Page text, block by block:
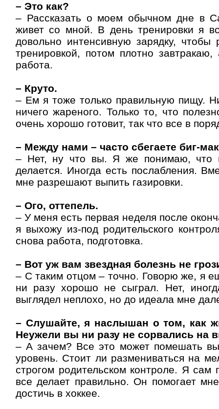
– Это как?
– Рассказать о моем обычном дне в
живет со мной. В день тренировки я
довольно интенсивную зарядку, чтобы
тренировкой, потом плотно
работа.
– Круто.
– Ем я тоже только правильную пищу.
ничего жареного. Только то, что
очень хорошо готовит, так что все в
– Между нами – часто сбегаете биг-
– Нет, ну что вы. Я же понимаю, что
делается. Иногда есть послабления.
мне разрешают выпить газировки.
– Ого, оттепель.
– У меня есть первая неделя после
я выхожу из-под родительского
снова работа, подготовка.
– Вот уж вам звездная болезнь не
– С таким отцом – точно. Говорю же, я
ни разу хорошо не сыграл. Нет,
выглядел неплохо, но до идеала мне
– Слушайте, я наслышан о том, как
Неужели вы ни разу не сорвались на
– А зачем? Все это может помешать
уровень. Стоит ли размениваться на
строгом родительском контроле. Я сам
все делает правильно. Он помогает
достичь в хоккее.